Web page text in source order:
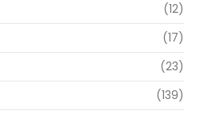
(12)
(17)
(23)
(139)